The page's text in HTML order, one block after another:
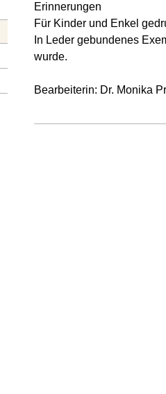
Erinnerungen
Für Kinder und Enkel
In Leder gebundenes
wurde.
Bearbeiterin: Dr. Monika